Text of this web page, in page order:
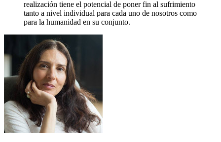
realización tiene el potencial de poner fin al sufrimiento
tanto a nivel individual para cada uno de nosotros como
para la humanidad en su conjunto.